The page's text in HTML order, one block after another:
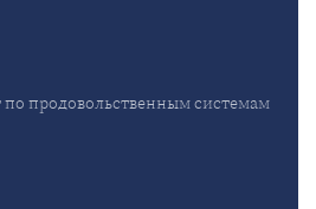
продовольственным системам